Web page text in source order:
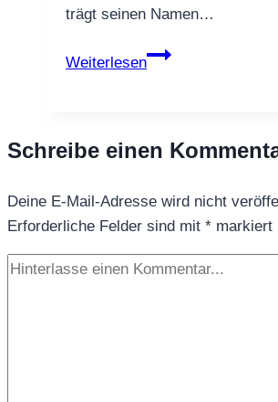
trägt seinen Namen…
Weiterlesen
Japan
Schreibe einen
Deine E-Mail-Adresse wird nicht
Erforderliche Felder sind mit * markiert